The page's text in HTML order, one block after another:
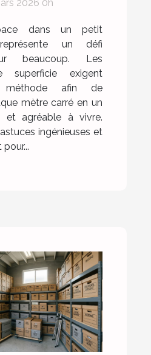
2026 0h
dans un petit
un défi
beaucoup. Les
superficie exigent
afin de
mètre carré en un
et agréable à vivre.
ingénieuses et